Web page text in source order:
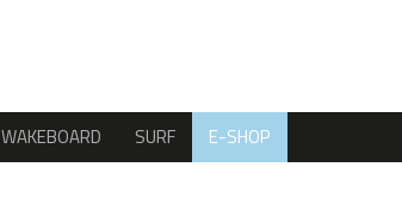
WAKEBOARD SURF E-SHOP